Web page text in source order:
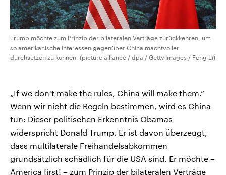
Trump möchte zum Prinzip der bilateralen Verträge zurückkehren, um
so amerikanische Interessen gegenüber China machtvoller
durchsetzen zu können. (picture alliance / dpa / Getty Images / Feng Li)
„If we don't make the rules, China will make them.“
Wenn wir nicht die Regeln bestimmen, wird es China
tun: Dieser politischen Erkenntnis Obamas
widerspricht Donald Trump. Er ist davon überzeugt,
dass multilaterale Freihandelsabkommen
grundsätzlich schädlich für die USA sind. Er möchte –
America first! – zum Prinzip der bilateralen Verträge